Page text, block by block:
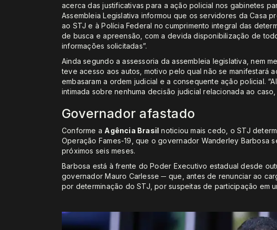
acerca das justificativas para a ação policial nos gabinetes
Assembleia Legislativa informou que os servidores da Casa
ao STJ e à Polícia Federal no cumprimento integral das
de busca e apreensão, com a devida disponibilização de
informações solicitadas”.
Ainda segundo a assessoria da assembleia legislativa, nem
teve acesso aos autos, motivo pelo qual não se manifestará
embasaram a ordem judicial e a consequente ação policial.
intimada sobre nenhuma decisão judicial relacionada ao
Governador afastado
Conforme a Agência Brasil noticiou mais cedo, o STJ
Operação Fames-19, que o governador Wanderley Barbosa
próximos seis meses.
Barbosa está à frente do Poder Executivo estadual desde
governador Mauro Carlesse ─ que, antes de renunciar ao
por determinação do STJ, por suspeitas de participação em